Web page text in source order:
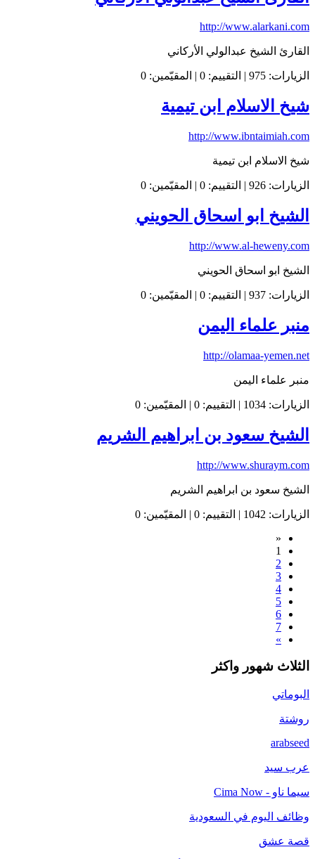
http://www.alarkani.com
القارئ الشيخ عبدالولي الأركاني
الزيارات: 975 | التقييم: 0 | المقيّمين: 0
شيخ الاسلام ابن تيمية
http://www.ibntaimiah.com
شيخ الاسلام ابن تيمية
الزيارات: 926 | التقييم: 0 | المقيّمين: 0
الشيخ ابو اسحاق الحويني
http://www.al-heweny.com
الشيخ ابو اسحاق الحويني
الزيارات: 937 | التقييم: 0 | المقيّمين: 0
منبر علماء اليمن
http://olamaa-yemen.net
منبر علماء اليمن
الزيارات: 1034 | التقييم: 0 | المقيّمين: 0
الشيخ سعود بن ابراهيم الشريم
http://www.shuraym.com
الشيخ سعود بن ابراهيم الشريم
الزيارات: 1042 | التقييم: 0 | المقيّمين: 0
«
1
2
3
4
5
6
7
»
الثلاث شهور واكثر
البوماتي
روشتة
arabseed
عرب سيد
سيما ناو - Cima Now
وظائف اليوم في السعودية
قصة عشق